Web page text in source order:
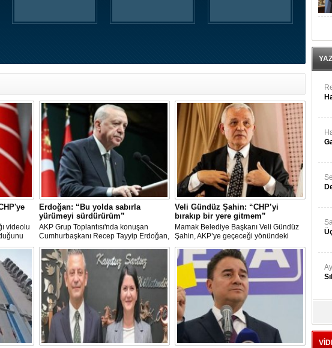
videolu
Parti
çekti.
Erdoğan: “Bu yolda sabırla
yürümeyi sürdürürüm”
AKP Grup Toplantısı'nda konuşan
Cumhurbaşkanı Recep Tayyip Erdoğan,
"Tek başıma kalsam dâhi 'Bu yol hak
yoludur, dönmek bilmez yürürüm' der,
bu yolda sabırla yürümeyi sürdürürüm"
dedi.
Veli Gündüz Şahin: “CHP’yi
bırakıp bir yere gitmem”
Mamak Belediye Başkanı Veli Gündüz
Şahin, AKP’ye geçeceği yönündeki
iddiaları sert sözlerle yalanladı. Şahin,
“Ben omurgası sağlam bir CHP’liyim.
Güneşe göre, güce göre siyaset
yapmam” dedi.